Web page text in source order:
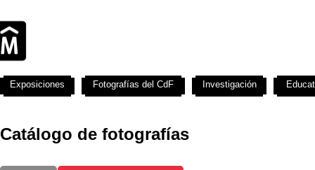
Catálogo de fotografías
Exposiciones Fotografías del CdF Investigación